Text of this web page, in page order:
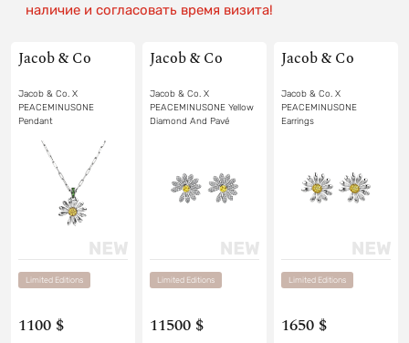
наличие и согласовать время визита!
Jacob & Co
Jacob & Co. X
PEACEMINUSONE
Pendant
Limited Editions
1100 $
Jacob & Co
Jacob & Co. X
PEACEMINUSONE Yellow
Diamond And Pavé
Limited Editions
11500 $
Jacob & Co
Jacob & Co. X
PEACEMINUSONE
Earrings
Limited Editions
1650 $